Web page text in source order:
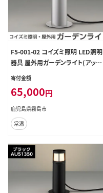
F5-001-02 コイズミ照明 LED照明
器具 屋外用ガーデンライト(アッパ
ー配光タイプ)シルバーメタリック
【国分電機】
寄付金額
65,000円
鹿児島県霧島市
常温